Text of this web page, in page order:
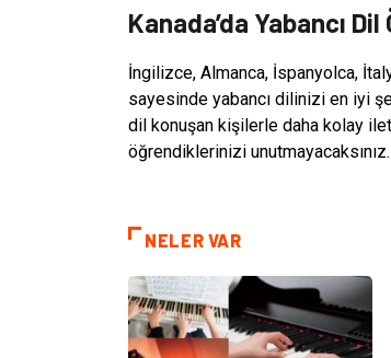
Kanada’da Yabancı
İngilizce, Almanca, İspanyolca,
sayesinde yabancı dilinizi en iyi
dil konuşan kişilerle daha kolay
öğrendiklerinizi unutmayacaksınız.
NELER VAR